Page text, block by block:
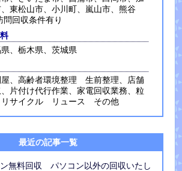
東松山市、小川町、嵐山市、熊谷
問回収条件有り
、栃木県、茨城県
屋、高齢者環境整理 生前整理、店舗
片付け代行作業、家電回収業務、粒
サイクル リュース その他
最近の記事一覧
無料回収 パソコン以外の回収いたし